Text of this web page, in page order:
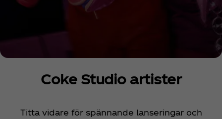
Coke Studio artister
Titta vidare för spännande lanseringar och